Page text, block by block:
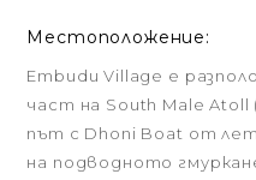
Местоположение:
Embudu Village е
част на South Male Atoll
път с Dhoni Boat от
на подводното